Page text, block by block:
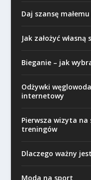
Daj szansę
Jak założyć własną
Bieganie – jak
Odżywki
internetowy
Pierwsza wizyta na
treningów
Dlaczego ważny
Moda na sport